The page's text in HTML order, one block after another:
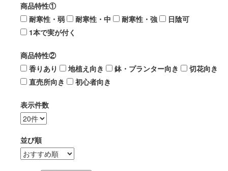
商品特性①
耐寒性・弱
耐寒性・中 耐寒性・強
日陰可
1本で実が付く
商品特性②
香りあり
地植え向き 鉢・プランター向き
切花向き
直売所向き
初心者向き
表示件数
並び順